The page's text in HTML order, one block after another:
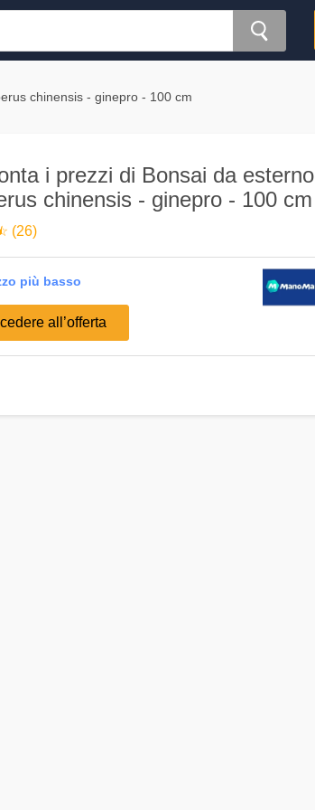
chinensis - ginepro - 100 cm
i prezzi di Bonsai da esterno
chinensis - ginepro - 100 cm
(26)
più basso
all’offerta